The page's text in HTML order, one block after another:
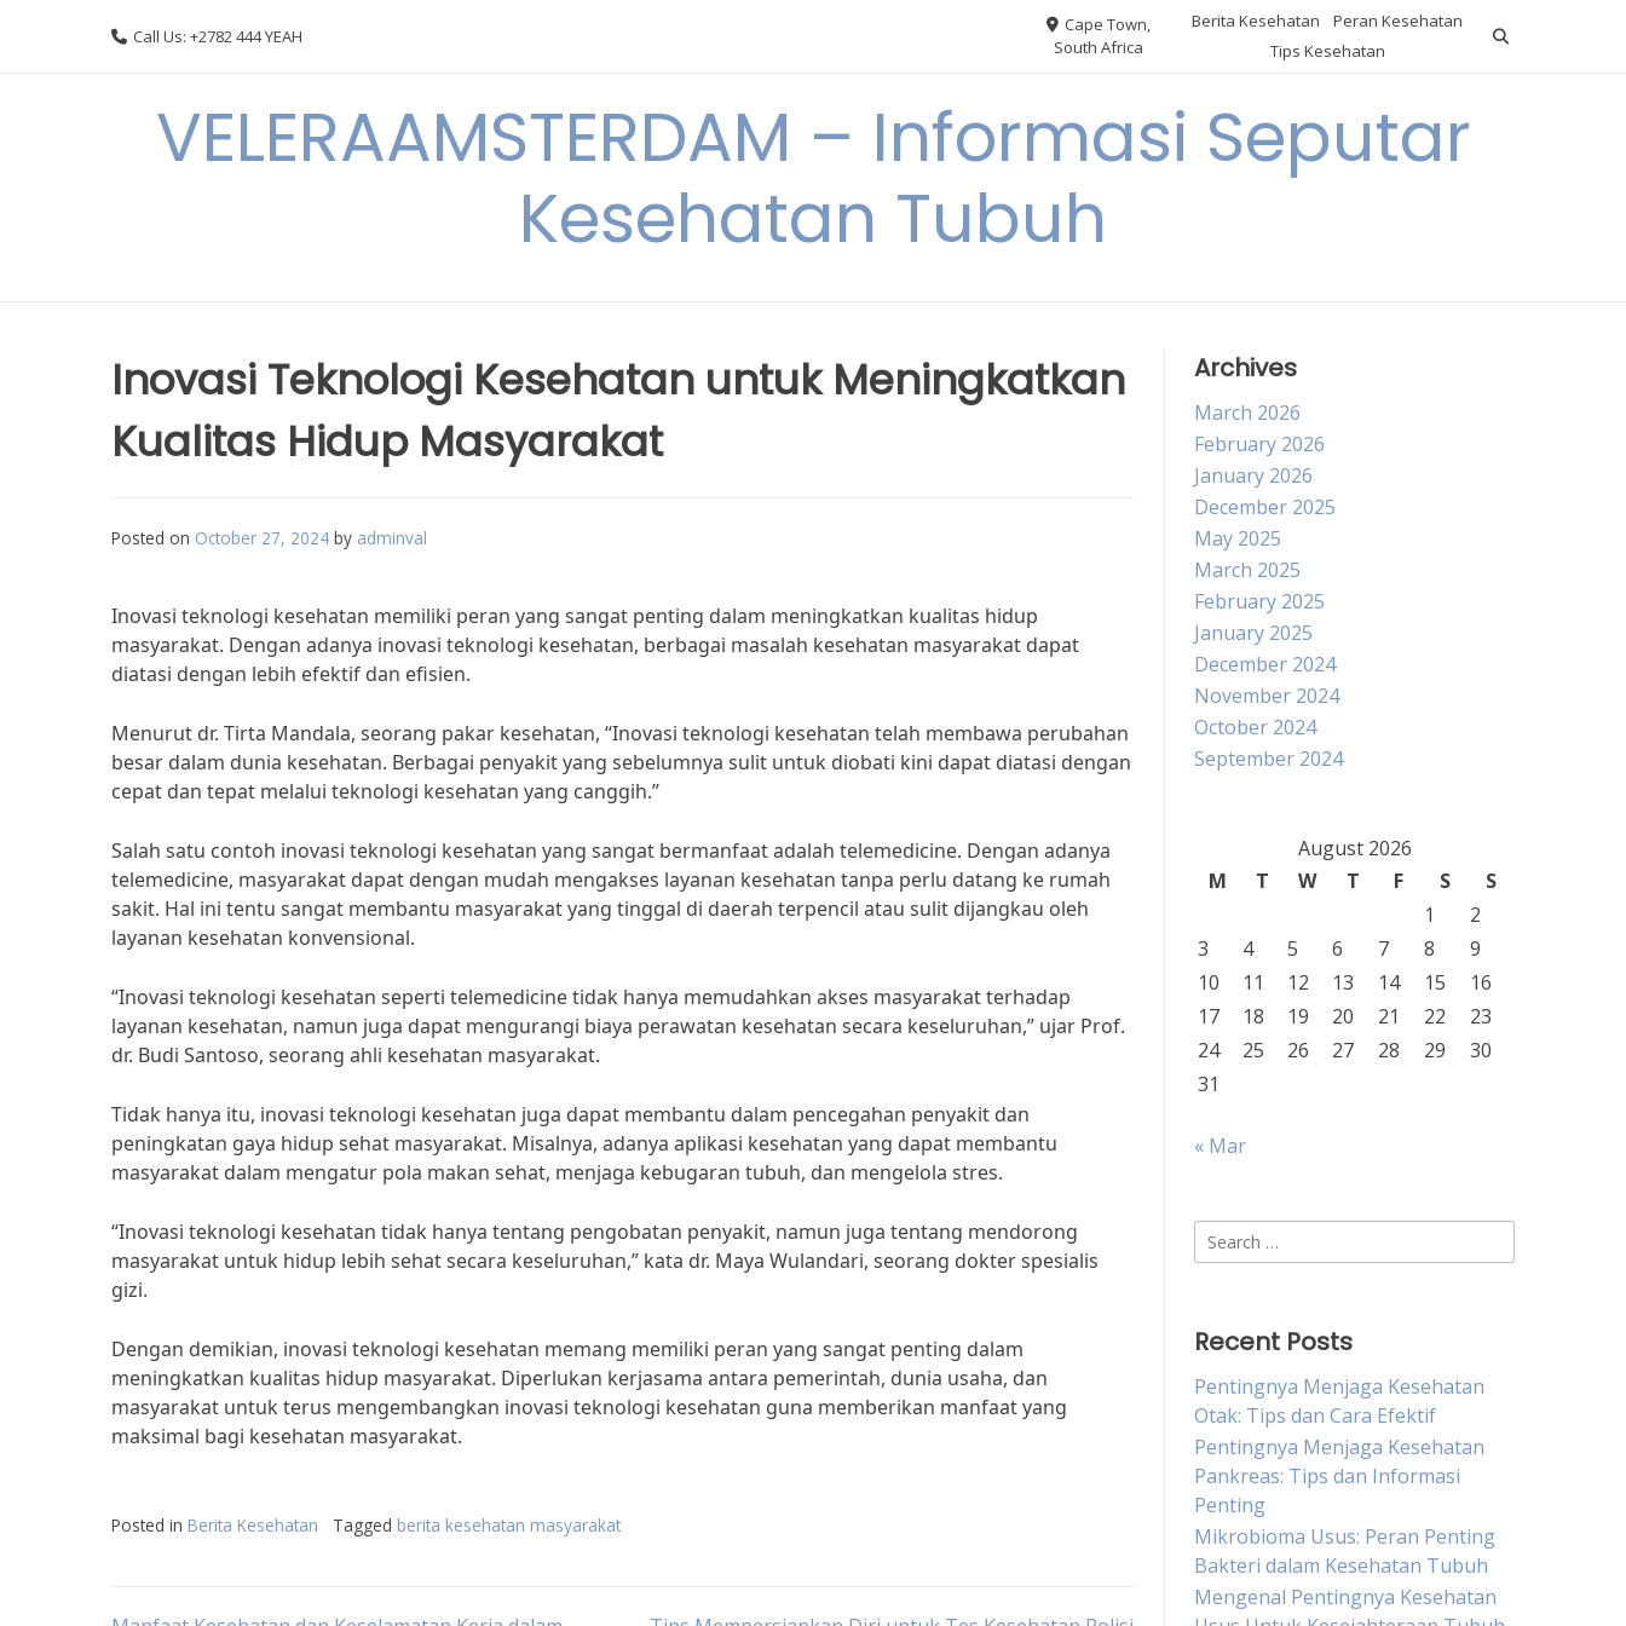
Call Us: +2782 444 YEAH
Cape Town,
South Africa
Berita Kesehatan
Peran Kesehatan
Tips Kesehatan
VELERAAMSTERDAM – Informasi Seputar
Kesehatan Tubuh
Inovasi Teknologi Kesehatan untuk Meningkatkan
Kualitas Hidup Masyarakat
Posted on October 27, 2024 by adminval
Inovasi teknologi kesehatan memiliki peran yang sangat penting dalam meningkatkan kualitas hidup
masyarakat. Dengan adanya inovasi teknologi kesehatan, berbagai masalah kesehatan masyarakat dapat
diatasi dengan lebih efektif dan efisien.
Menurut dr. Tirta Mandala, seorang pakar kesehatan, “Inovasi teknologi kesehatan telah membawa perubahan
besar dalam dunia kesehatan. Berbagai penyakit yang sebelumnya sulit untuk diobati kini dapat diatasi dengan
cepat dan tepat melalui teknologi kesehatan yang canggih.”
Salah satu contoh inovasi teknologi kesehatan yang sangat bermanfaat adalah telemedicine. Dengan adanya
telemedicine, masyarakat dapat dengan mudah mengakses layanan kesehatan tanpa perlu datang ke rumah
sakit. Hal ini tentu sangat membantu masyarakat yang tinggal di daerah terpencil atau sulit dijangkau oleh
layanan kesehatan konvensional.
“Inovasi teknologi kesehatan seperti telemedicine tidak hanya memudahkan akses masyarakat terhadap
layanan kesehatan, namun juga dapat mengurangi biaya perawatan kesehatan secara keseluruhan,” ujar Prof.
dr. Budi Santoso, seorang ahli kesehatan masyarakat.
Tidak hanya itu, inovasi teknologi kesehatan juga dapat membantu dalam pencegahan penyakit dan
peningkatan gaya hidup sehat masyarakat. Misalnya, adanya aplikasi kesehatan yang dapat membantu
masyarakat dalam mengatur pola makan sehat, menjaga kebugaran tubuh, dan mengelola stres.
“Inovasi teknologi kesehatan tidak hanya tentang pengobatan penyakit, namun juga tentang mendorong
masyarakat untuk hidup lebih sehat secara keseluruhan,” kata dr. Maya Wulandari, seorang dokter spesialis
gizi.
Dengan demikian, inovasi teknologi kesehatan memang memiliki peran yang sangat penting dalam
meningkatkan kualitas hidup masyarakat. Diperlukan kerjasama antara pemerintah, dunia usaha, dan
masyarakat untuk terus mengembangkan inovasi teknologi kesehatan guna memberikan manfaat yang
maksimal bagi kesehatan masyarakat.
Posted in Berita Kesehatan Tagged berita kesehatan masyarakat
Archives
March 2026
February 2026
January 2026
December 2025
May 2025
March 2025
February 2025
January 2025
December 2024
November 2024
October 2024
September 2024
August 2026
M
T W T F S
S
1
2
3
4 5 6 7 8
9
10
11 12 13 14 15
16
17
18 19 20 21 22
23
24
25 26 27 28 29
30
31
« Mar
Search
for:
Recent Posts
Pentingnya Menjaga Kesehatan
Otak: Tips dan Cara Efektif
Pentingnya Menjaga Kesehatan
Pankreas: Tips dan Informasi
Penting
Mikrobioma Usus: Peran Penting
Bakteri dalam Kesehatan Tubuh
Mengenal Pentingnya Kesehatan